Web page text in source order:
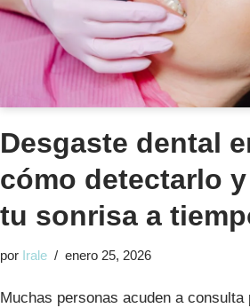
Desgaste dental
cómo detectarlo
tu sonrisa a
por Irale enero 25, 2026
Muchas personas acuden a consulta